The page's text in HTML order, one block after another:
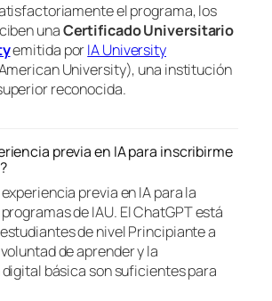
el programa, los
unaCertificado Universitario
emitida porIA University
University), una institución
reconocida.
previa en IA para inscribirme
previa en IA para la
de IAU. El ChatGPT está
de nivel Principiante a
de aprender y la
básica son suficientes para